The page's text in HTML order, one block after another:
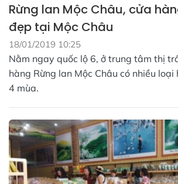
Rừng lan Mộc Châu, cửa
đẹp tại Mộc Châu
18/01/2019 10:25
Nằm ngay quốc lộ 6, ở trung tâm thị
hàng Rừng lan Mộc Châu có nhiều
4 mùa.